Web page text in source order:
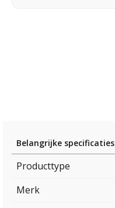
Belangrijke specificaties
Producttype
Merk